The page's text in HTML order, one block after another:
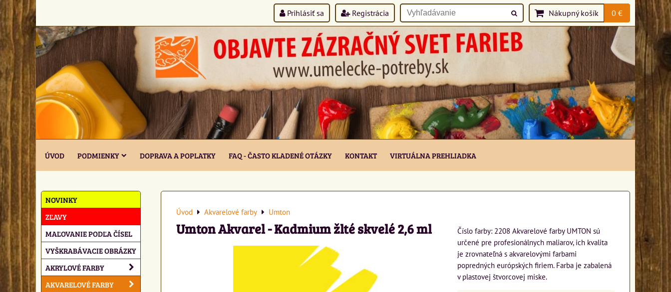
Prihlásiť sa Registrácia Nákupný košík 0 €
ÚVOD PODMIENKY DOPRAVA A POPLATKY FAQ - ČASTO KLADENÉ OTÁZKY KONTAKT VIRTUÁLNA PREHLIADKA
Úvod Akvarelové farby Umton
Umton Akvarel - Kadmium žlté skvelé 2,6 ml
Číslo farby: 2208 Akvarelové farby UMTON sú
určené pre profesionálnych maliarov, ich kvalita
je zrovnateľná s akvarelovými farbami
popredných európských firiem. Farba je zabalená
v plastovej štvorcovej miske.
NOVINKY
ZĽAVY
MAĽOVANIE PODĽA ČÍSEL
VYŠKRABÁVACIE OBRÁZKY
AKRYLOVÉ FARBY
AKVARELOVÉ FARBY